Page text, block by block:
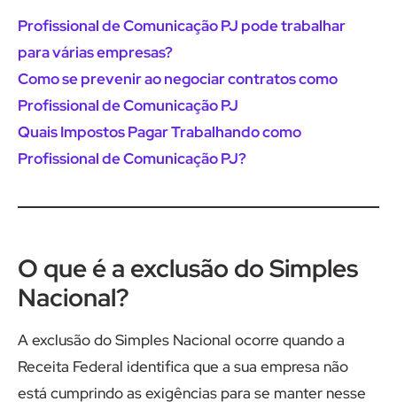
Profissional de Comunicação PJ pode trabalhar
para várias empresas?
Como se prevenir ao negociar contratos como
Profissional de Comunicação PJ
Quais Impostos Pagar Trabalhando como
Profissional de Comunicação PJ?
O que é a exclusão do Simples
Nacional?
A exclusão do Simples Nacional ocorre quando a
Receita Federal identifica que a sua empresa não
está cumprindo as exigências para se manter nesse